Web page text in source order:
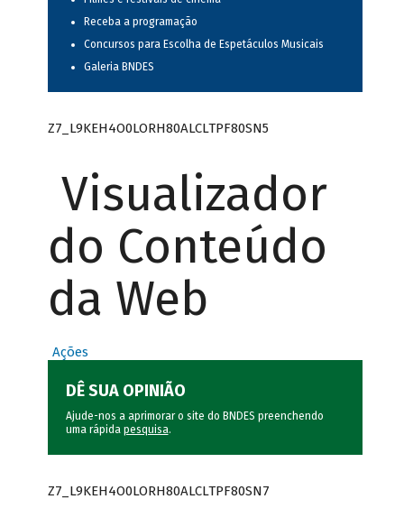
Receba a programação
Concursos para Escolha de Espetáculos Musicais
Galeria BNDES
Z7_L9KEH4O0LORH80ALCLTPF80SN5
Visualizador
do Conteúdo
da Web
Ações
DÊ SUA OPINIÃO
Ajude-nos a aprimorar o site do BNDES preenchendo
uma rápida pesquisa.
Z7_L9KEH4O0LORH80ALCLTPF80SN7